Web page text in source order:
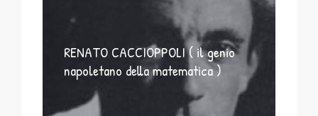
RENATO CACCIOPPOLI ( il genio
napoletano della matematica )